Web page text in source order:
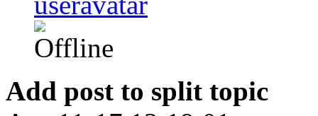
Add post to split topic